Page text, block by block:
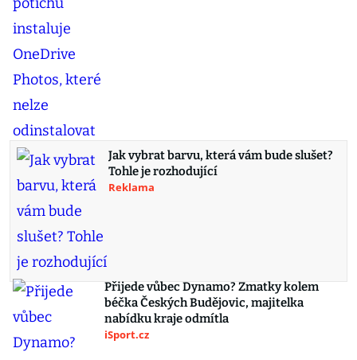
Jak vybrat barvu, která vám bude slušet?
Tohle je rozhodující
Reklama
Přijede vůbec Dynamo? Zmatky kolem
béčka Českých Budějovic, majitelka
nabídku kraje odmítla
iSport.cz